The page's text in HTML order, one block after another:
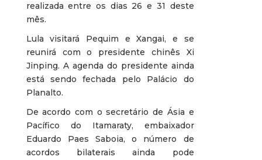
realizada entre os dias 26 e 31 deste
mês.
Lula visitará Pequim e Xangai, e se
reunirá com o presidente chinês Xi
Jinping. A agenda do presidente ainda
está sendo fechada pelo Palácio do
Planalto.
De acordo com o secretário de Ásia e
Pacífico do Itamaraty, embaixador
Eduardo Paes Saboia, o número de
acordos bilaterais ainda pode